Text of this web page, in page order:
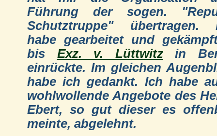
Führung der sogen.
Schutztruppe" übertragen.
habe gearbeitet und
bis Exz. v. Lüttwitzin
einrückte. Im gleichen
habe ich gedankt. Ich habe
wohlwollende Angebote des
Ebert, so gut dieser es
meinte, abgelehnt.